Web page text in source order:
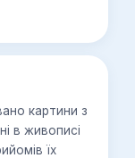
картини з
в живописі
їх